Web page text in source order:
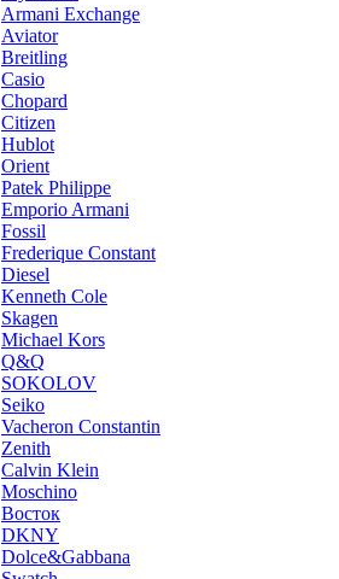
Armani Exchange
Aviator
Breitling
Casio
Chopard
Citizen
Hublot
Orient
Patek Philippe
Emporio Armani
Fossil
Frederique Constant
Diesel
Kenneth Cole
Skagen
Michael Kors
Q&Q
SOKOLOV
Seiko
Vacheron Constantin
Zenith
Calvin Klein
Moschino
Восток
DKNY
Dolce&Gabbana